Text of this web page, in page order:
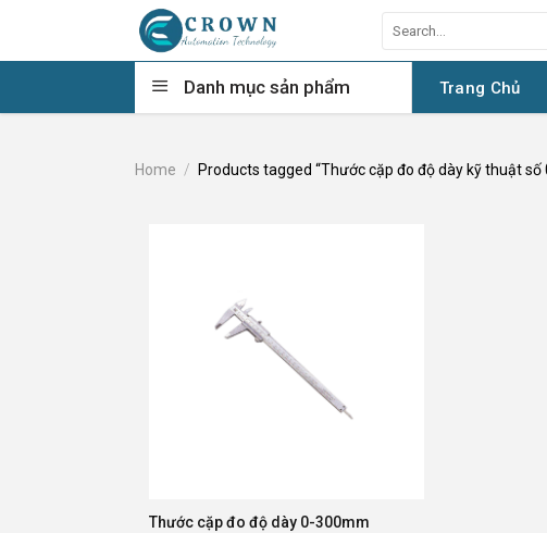
content
for:
Danh mục sản phẩm Trang Chủ
Home / Products tagged “Thước cặp đo độ dày kỹ thuật số
Thước cặp đo độ dày 0-300mm